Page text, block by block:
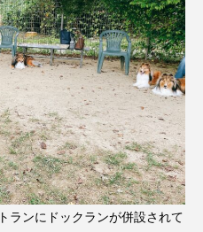
ランにドックランが併設されて